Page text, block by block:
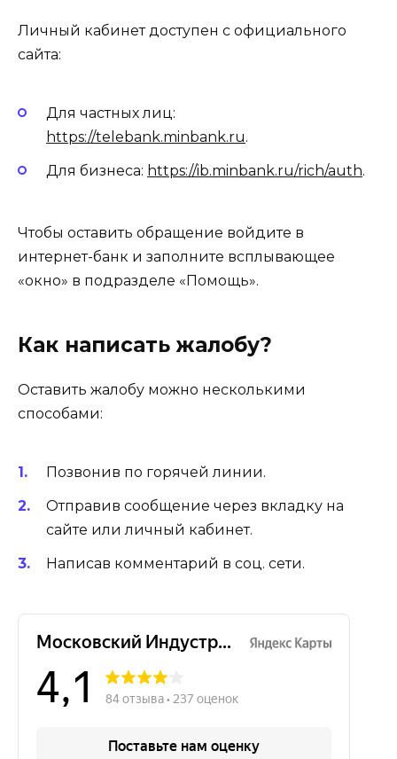
Личный кабинет доступен с официального
сайта:
Для частных лиц:
https://telebank.minbank.ru.
Для бизнеса: https://ib.minbank.ru/rich/auth.
Чтобы оставить обращение войдите в
интернет-банк и заполните всплывающее
«окно» в подразделе «Помощь».
Как написать жалобу?
Оставить жалобу можно несколькими
способами:
Позвонив по горячей линии.
Отправив сообщение через вкладку на
сайте или личный кабинет.
Написав комментарий в соц. сети.